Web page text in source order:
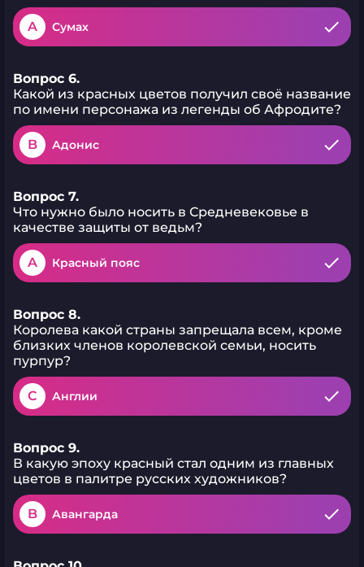
A Сумах
Вопрос 6.
Какой из красных цветов получил своё название
по имени персонажа из легенды об Афродите?
B Адонис
Вопрос 7.
Что нужно было носить в Средневековье в
качестве защиты от ведьм?
A Красный пояс
Вопрос 8.
Королева какой страны запрещала всем, кроме
близких членов королевской семьи, носить
пурпур?
C Англии
Вопрос 9.
В какую эпоху красный стал одним из главных
цветов в палитре русских художников?
B Авангарда